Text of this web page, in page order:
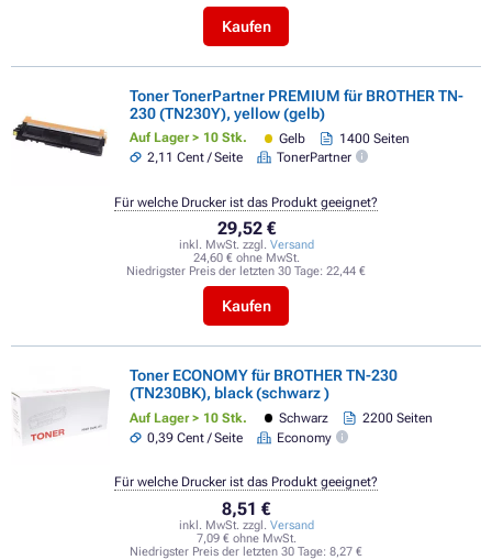
Kaufen
Toner TonerPartner PREMIUM für BROTHER TN-
230 (TN230Y), yellow (gelb)
Auf Lager > 10 Stk. Gelb
1400 Seiten
2,11 Cent / Seite
TonerPartner
29,52 €
inkl. MwSt. zzgl. Versand
24,60 € ohne MwSt.
Niedrigster Preis der letzten 30 Tage: 22,44 €
Kaufen
Für welche Drucker ist das Produkt geeignet?
Toner ECONOMY für BROTHER TN-230
(TN230BK), black (schwarz )
Auf Lager > 10 Stk. Schwarz
2200 Seiten
0,39 Cent / Seite
Economy
8,51 €
inkl. MwSt. zzgl. Versand
7,09 € ohne MwSt.
Niedrigster Preis der letzten 30 Tage: 8,27 €
Für welche Drucker ist das Produkt geeignet?